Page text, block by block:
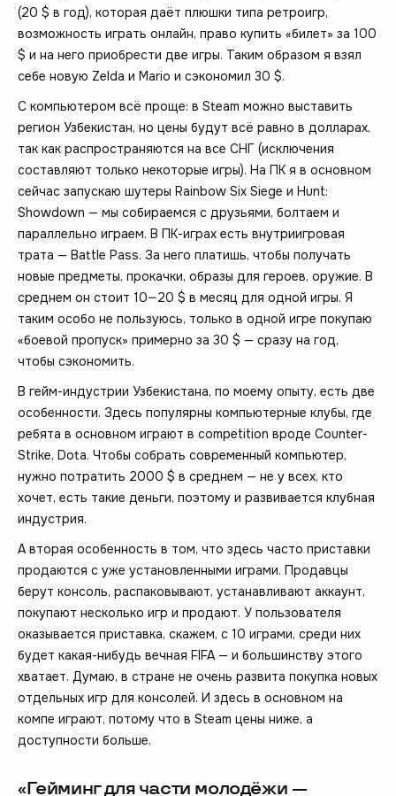
(20 $ в год), которая даёт плюшки типа ретроигр,
возможность играть онлайн, право купить «билет» за 100
$ и на него приобрести две игры. Таким образом я взял
себе новую Zelda и Mario и сэкономил 30 $.
С компьютером всё проще: в Steam можно выставить
регион Узбекистан, но цены будут всё равно в долларах,
так как распространяются на все СНГ (исключения
составляют только некоторые игры). На ПК я в основном
сейчас запускаю шутеры Rainbow Six Siege и Hunt:
Showdown — мы собираемся с друзьями, болтаем и
параллельно играем. В ПК-играх есть внутриигровая
трата — Battle Pass. За него платишь, чтобы получать
новые предметы, прокачки, образы для героев, оружие. В
среднем он стоит 10—20 $ в месяц для одной игры. Я
таким особо не пользуюсь, только в одной игре покупаю
«боевой пропуск» примерно за 30 $ — сразу на год,
чтобы сэкономить.
В гейм-индустрии Узбекистана, по моему опыту, есть две
особенности. Здесь популярны компьютерные клубы, где
ребята в основном играют в competition вроде Counter-
Strike, Dota. Чтобы собрать современный компьютер,
нужно потратить 2000 $ в среднем — не у всех, кто
хочет, есть такие деньги, поэтому и развивается клубная
индустрия.
А вторая особенность в том, что здесь часто приставки
продаются с уже установленными играми. Продавцы
берут консоль, распаковывают, устанавливают аккаунт,
покупают несколько игр и продают. У пользователя
оказывается приставка, скажем, с 10 играми, среди них
будет какая-нибудь вечная FIFA — и большинству этого
хватает. Думаю, в стране не очень развита покупка новых
отдельных игр для консолей. И здесь в основном на
компе играют, потому что в Steam цены ниже, а
доступности больше.
«Гейминг для части молодёжи —